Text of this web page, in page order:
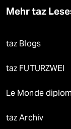
Mehr taz
taz Blogs
taz FUTURZWEI
Le Monde
taz Archiv